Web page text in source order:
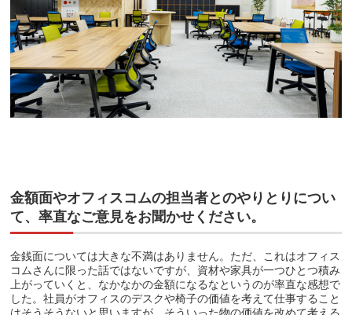
金額面やオフィスコムの担当者とのやりとりについ
て、率直なご意見をお聞かせください。
金銭面については大きな不満はありません。ただ、これはオフィス
コムさんに限った話ではないですが、資材や家具が一つひとつ積み
上がっていくと、なかなかの金額になるなというのが率直な感想で
した。社員がオフィスのデスクや椅子の価値を考えて仕事すること